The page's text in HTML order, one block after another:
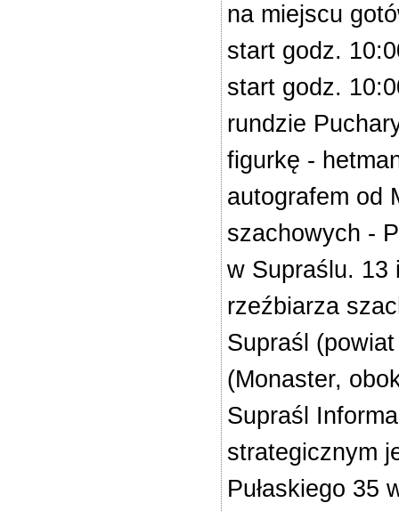
na miejscu
start godz.
start godz.
rundzie
figurkę -
autografem od
szachowych -
w Supraślu. 13
rzeźbiarza
Supraśl
(Monaster,
Supraśl
strategicznym
Pułaskiego 35